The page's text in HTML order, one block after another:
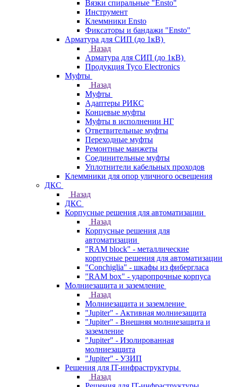
Вязки спиральные "Ensto"
Инструмент
Клеммники Ensto
Фиксаторы и бандажи "Ensto"
Арматура для СИП (до 1кВ)
Назад
Арматура для СИП (до 1кВ)
Продукция Tyco Electronics
Муфты
Назад
Муфты
Адаптеры РИКС
Концевые муфты
Муфты в исполнении НГ
Ответвительные муфты
Переходные муфты
Ремонтные манжеты
Соединительные муфты
Уплотнители кабельных проходов
Клеммники для опор уличного освещения
ДКС
Назад
ДКС
Корпусные решения для автоматизации
Назад
Корпусные решения для
автоматизации
"RAM block" - металлические
корпусные решения для автоматизации
"Conchiglia" - шкафы из фибергласа
"RAM box" - ударопрочные корпуса
Молниезащита и заземление
Назад
Молниезащита и заземление
"Jupiter" - Активная молниезащита
"Jupiter" - Внешняя молниезащита и
заземление
"Jupiter" - Изолированная
молниезащита
"Jupiter" - УЗИП
Решения для IT-инфраструктуры
Назад